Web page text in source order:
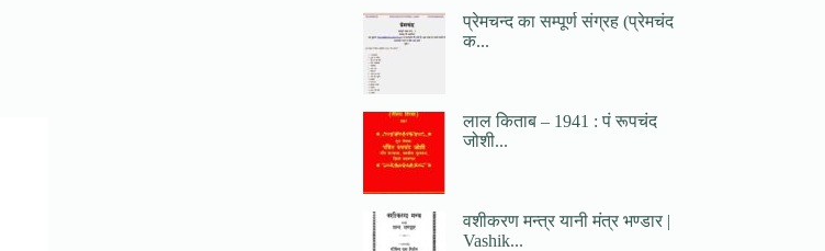
प्रेमचन्द का सम्पूर्ण संग्रह (प्रेमचंद
क...
लाल किताब – 1941 : पं रूपचंद
जोशी...
वशीकरण मन्त्र यानी मंत्र भण्डार |
Vashik...